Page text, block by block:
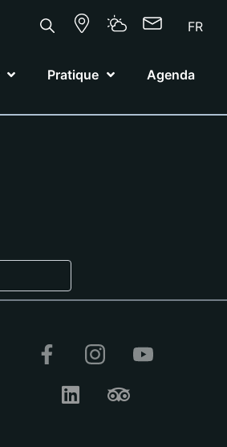
FR
Pratique Agenda